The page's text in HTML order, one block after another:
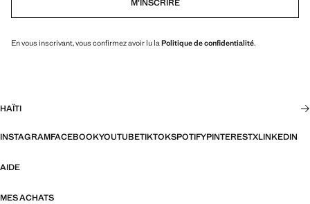
M’INSCRIRE
En vous inscrivant, vous confirmez avoir lu la Politique de confidentialité.
HAÏTI
INSTAGRAMFACEBOOKYOUTUBETIKTOKSPOTIFYPINTERESTXLINKEDIN
AIDE
MES ACHATS